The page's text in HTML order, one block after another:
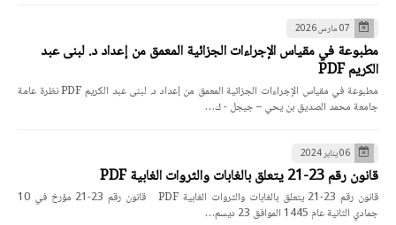
07 مارس 2026
مطبوعة في مقياس الإجراءات الجزائية المعمق من إعداد د. لبنى عبد
الكريم PDF
مطبوعة في مقياس الإجراءات الجزائية المعمق من إعداد د. لبنى عبد الكريم PDF نظرة عامة
جامعة محمد الصديق بن يحي – جيجل - ك…
06 يناير 2024
قانون رقم 23-21 يتعلق بالغابات والثروات الغابية PDF
قانون رقم 23-21 يتعلق بالغابات والثروات الغابية PDF قانون رقم 23-21 مؤرخ في 10
جمادي الثانية عام 1445 الموافق 23 ديسم…